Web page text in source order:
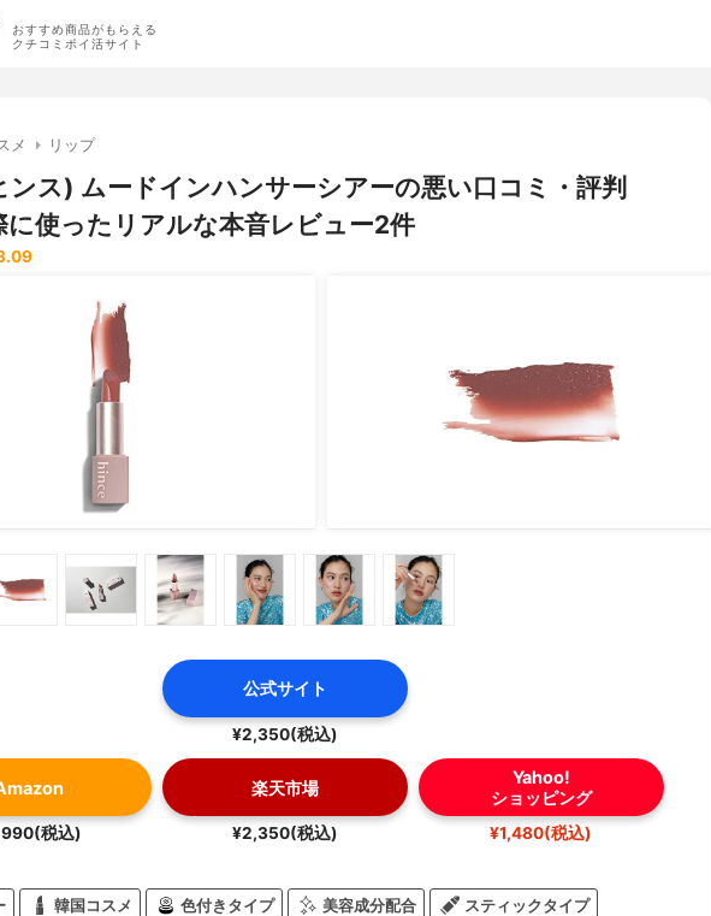
おすすめ商品がもらえる
クチコミポイ活サイト
メ リップ
ス) ムードインハンサーシアーの悪い口コミ・評判
に使ったリアルな本音レビュー2件
公式サイト
¥2,350(税込)
税込)
楽天市場
¥2,350(税込)
Yahoo!
ショッピング
¥1,480(税込)
韓国コスメ 色付きタイプ 美容成分配合 スティックタイプ